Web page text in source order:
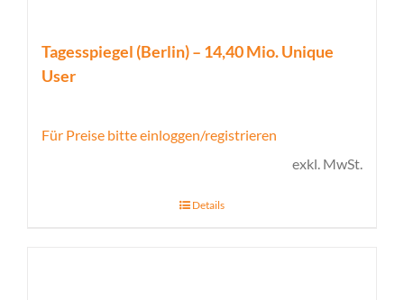
Tagesspiegel (Berlin) – 14,40 Mio. Unique
User
Für Preise bitte einloggen/registrieren
exkl. MwSt.
Details